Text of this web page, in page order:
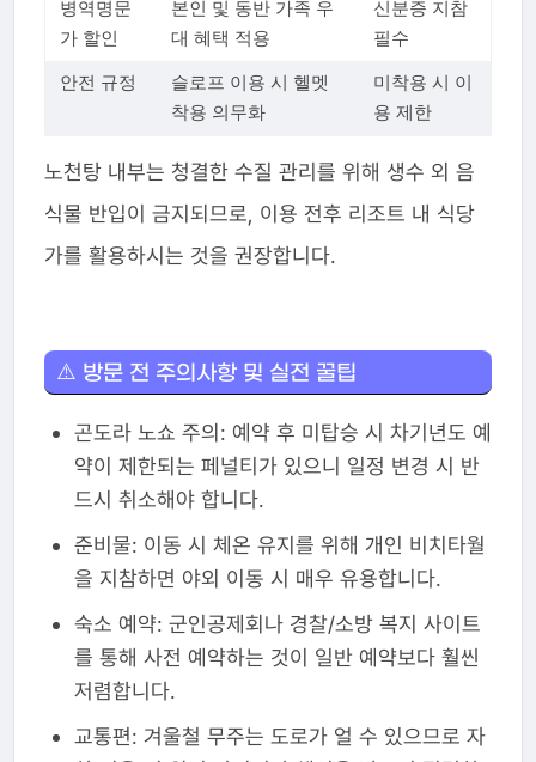
병역명문
가 할인
본인 및 동반 가족 우
대 혜택 적용
신분증 지참
필수
안전 규정
슬로프 이용 시 헬멧
착용 의무화
미착용 시 이
용 제한
노천탕 내부는 청결한 수질 관리를 위해 생수 외 음
식물 반입이 금지되므로, 이용 전후 리조트 내 식당
가를 활용하시는 것을 권장합니다.
⚠️ 방문 전 주의사항 및 실전 꿀팁
곤도라 노쇼 주의: 예약 후 미탑승 시 차기년도 예
약이 제한되는 페널티가 있으니 일정 변경 시 반
드시 취소해야 합니다.
준비물: 이동 시 체온 유지를 위해 개인 비치타월
을 지참하면 야외 이동 시 매우 유용합니다.
숙소 예약: 군인공제회나 경찰/소방 복지 사이트
를 통해 사전 예약하는 것이 일반 예약보다 훨씬
저렴합니다.
교통편: 겨울철 무주는 도로가 얼 수 있으므로 자